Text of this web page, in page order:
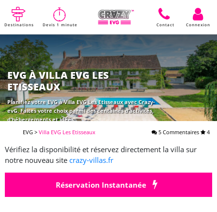
Destinations Devis 1 minute Contact Connexion
EVG À VILLA EVG LES
ETISSEAUX
Planifiez votre EVG à Villa EVG Les Etisseaux avec Crazy-
evG. Faites votre choix parmi des centaines d’activités,
d’hébergements et idées.
EVG > Villa EVG Les Etisseaux 5 Commentaires 4
Vérifiez la disponibilité et réservez directement la villa sur
notre nouveau site crazy-villas.fr
Réservation Instantanée